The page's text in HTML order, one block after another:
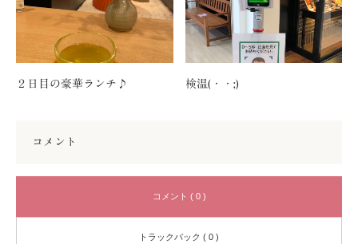
２日目の豪華ランチ♪ 検温(・・;)
コメント
コメント ( 0 )
トラックバック ( 0 )